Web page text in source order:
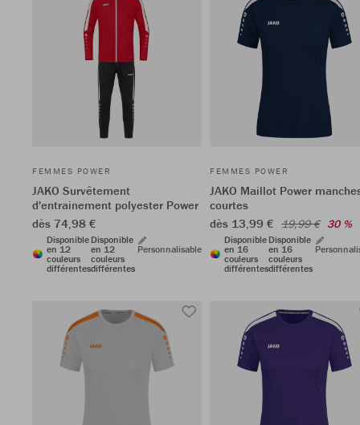
FEMMES POWER
JAKO Survêtement
d'entrainement polyester Power
dès 74,98 €
Disponible
en 12
couleurs
différentes
Disponible
en 12
couleurs
différentes
Personnalisable
FEMMES POWER
JAKO Maillot Power
courtes
dès 13,99 € 19,99 € 30 %
Disponible
en 16
couleurs
différentes
Disponible
en 16
couleurs
différentes